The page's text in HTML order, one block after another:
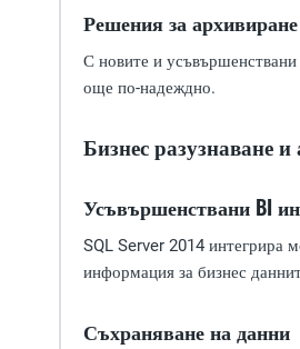
Решения за архивиране
С новите и
още по-надеждно.
Бизнес разузнаване
Усъвършенствани BI
SQL Server 2014 интегрира
информация за бизнес
Съхраняване на данни